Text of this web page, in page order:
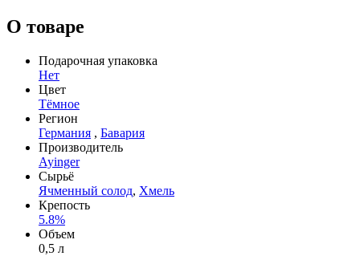
О товаре
Подарочная упаковка
Нет
Цвет
Тёмное
Регион
Германия , Бавария
Производитель
Ayinger
Сырьё
Ячменный солод, Хмель
Крепость
5.8%
Объем
0,5 л